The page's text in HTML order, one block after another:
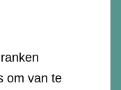
om van te